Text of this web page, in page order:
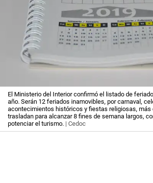
El Ministerio del Interior confirmó el listado de
año. Serán 12 feriados inamovibles, por carnaval,
acontecimientos históricos y fiestas religiosas, más
trasladan para alcanzar 8 fines de semana largos,
potenciar el turismo. | Cedoc